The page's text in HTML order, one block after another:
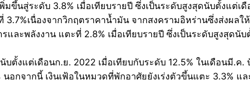
ขึ้นสู่ระดับ 3.8% เมื่อเทียบรายปี ซึ่งเป็นระดับสูงสุดนับตั้งแต่เ
เนื่องจากวิกฤตราคาน้ำมัน จากสงครามอิหร่านซึ่งส่งผล
ละพลังงาน แตะที่ 2.8% เมื่อเทียบรายปี ซึ่งเป็นระดับสูงสุดนั
ตั้งแต่เดือนก.ย. 2022 เมื่อเทียบกับระดับ 12.5% ในเดือนมี.ค
กจากนี้ เงินเฟ้อในหมวดที่พักอาศัยยังเร่งตัวขึ้นแตะ 3.3% แ